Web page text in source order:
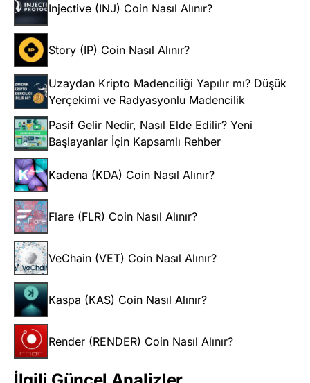
Injective (INJ) Coin Nasıl Alınır?
Story (IP) Coin Nasıl Alınır?
Uzaydan Kripto Madenciliği Yapılır mı? Düşük
Yerçekimi ve Radyasyonlu Madencilik
Pasif Gelir Nedir, Nasıl Elde Edilir? Yeni
Başlayanlar İçin Kapsamlı Rehber
Kadena (KDA) Coin Nasıl Alınır?
Flare (FLR) Coin Nasıl Alınır?
VeChain (VET) Coin Nasıl Alınır?
Kaspa (KAS) Coin Nasıl Alınır?
Render (RENDER) Coin Nasıl Alınır?